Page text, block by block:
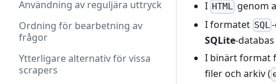
Användning av reguljära uttryck
Ordning för bearbetning av
frågor
Ytterligare alternativ för vissa
scrapers
I HTML genom
I formatet SQL
SQLite-databas
I binärt format
filer och arkiv (